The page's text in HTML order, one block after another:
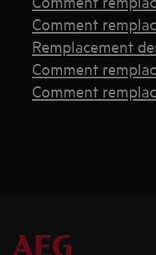
Comment
Remplacement
Comment
Comment